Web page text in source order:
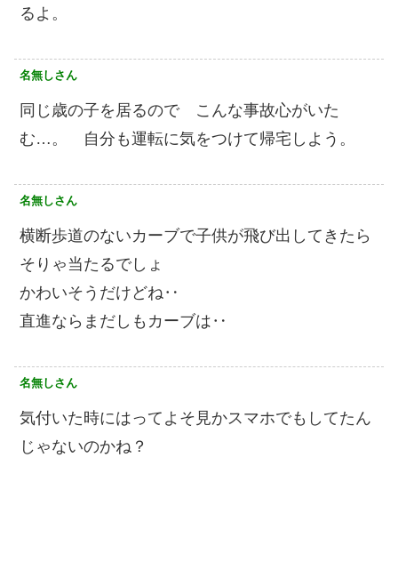
るよ。
名無しさん
同じ歳の子を居るので こんな事故心がいた
む…。 自分も運転に気をつけて帰宅しよう。
名無しさん
横断歩道のないカーブで子供が飛び出してきたら
そりゃ当たるでしょ
かわいそうだけどね‥
直進ならまだしもカーブは‥
名無しさん
気付いた時にはってよそ見かスマホでもしてたん
じゃないのかね？